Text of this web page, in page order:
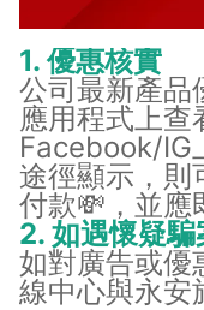
1. 優惠核實
公司最新產品
應用程式上查
Facebook/IG
途徑顯示，
付款💸，並應
2. 如遇懷疑
如對廣告或優
線中心與永安